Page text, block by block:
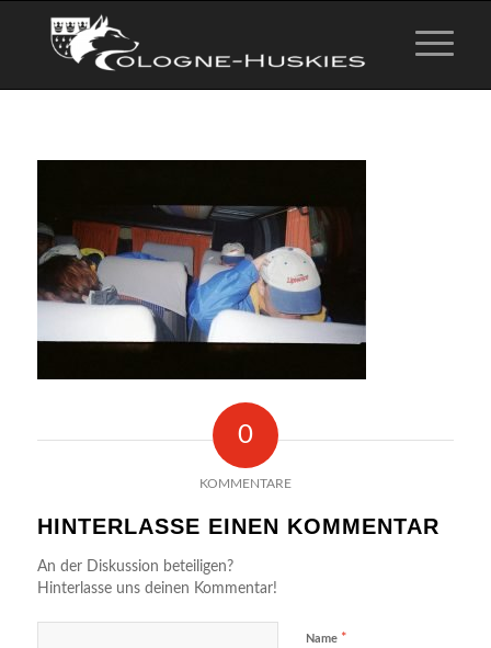
0
KOMMENTARE
HINTERLASSE EINEN KOMMENTAR
An der Diskussion beteiligen?
Hinterlasse uns deinen Kommentar!
Name *